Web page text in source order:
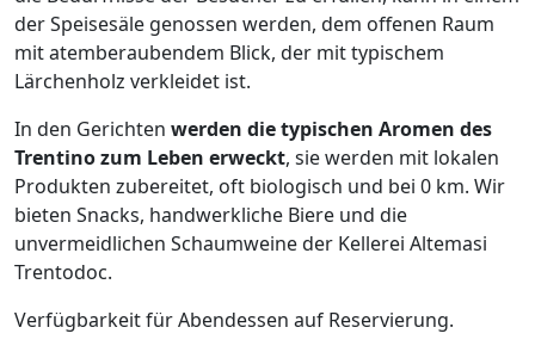
der Speisesäle genossen werden, dem offenen Raum
mit atemberaubendem Blick, der mit typischem
Lärchenholz verkleidet ist.
In den Gerichten werden die typischen Aromen des
Trentino zum Leben erweckt, sie werden mit lokalen
Produkten zubereitet, oft biologisch und bei 0 km. Wir
bieten Snacks, handwerkliche Biere und die
unvermeidlichen Schaumweine der Kellerei Altemasi
Trentodoc.
Verfügbarkeit für Abendessen auf Reservierung.